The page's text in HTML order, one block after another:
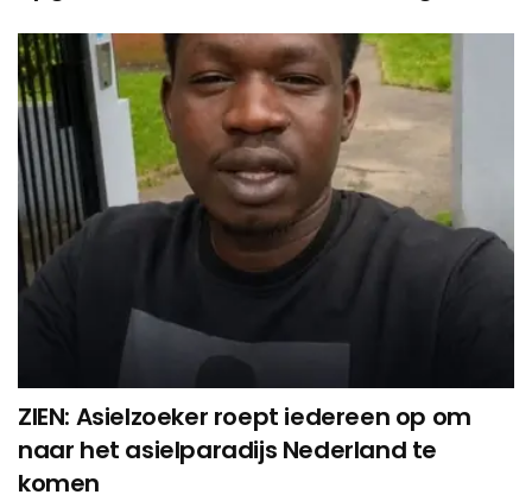
ZIEN: Asielzoeker roept iedereen op om
naar het asielparadijs Nederland te
komen